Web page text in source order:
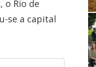
o Rio de
se a capital